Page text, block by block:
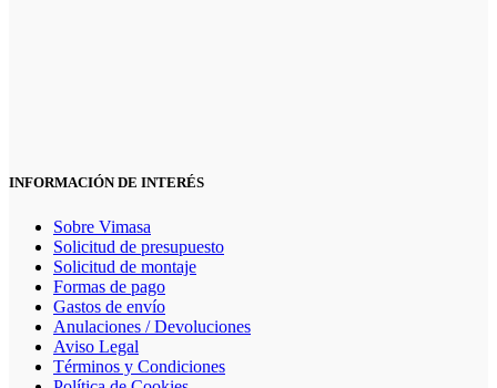
INFORMACIÓN DE INTERÉS
Sobre Vimasa
Solicitud de presupuesto
Solicitud de montaje
Formas de pago
Gastos de envío
Anulaciones / Devoluciones
Aviso Legal
Términos y Condiciones